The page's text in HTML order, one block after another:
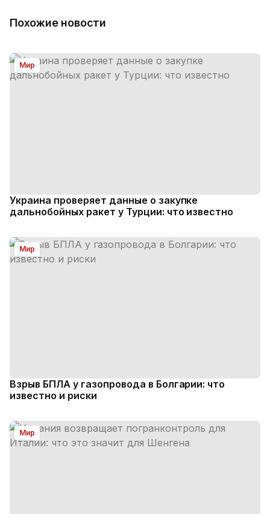
Похожие новости
Мир
Украина проверяет данные о закупке
дальнобойных ракет у Турции: что известно
Мир
Взрыв БПЛА у газопровода в Болгарии: что
известно и риски
Мир